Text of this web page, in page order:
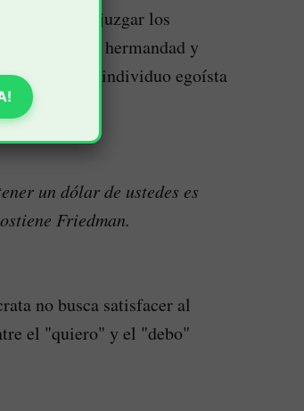
la crítica a juzgar los
lenguaje de hermandad y
obliga al individuo egoísta
un dólar de ustedes es
Friedman.
no busca satisfacer al
el "quiero" y el "debo"